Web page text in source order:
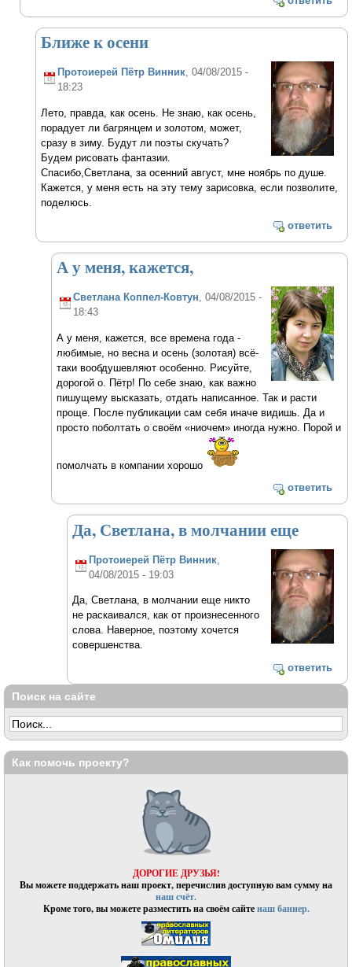
Ближе к осени
Протоиерей Пётр Винник, 04/08/2015 -
18:23
Лето, правда, как осень. Не знаю, как осень,
порадует ли багрянцем и золотом, может,
сразу в зиму. Будут ли поэты скучать?
Будем рисовать фантазии.
Спасибо,Светлана, за осенний август, мне ноябрь по душе.
Кажется, у меня есть на эту тему зарисовка, если позволите,
поделюсь.
ответить
А у меня, кажется,
Светлана Коппел-Ковтун , 04/08/2015 -
18:43
А у меня, кажется, все времена года -
любимые, но весна и осень (золотая) всё-
таки вообдушевляют особенно. Рисуйте,
дорогой о. Пётр! По себе знаю, как важно
пишущему высказать, отдать написанное. Так и расти
проще. После публикации сам себя иначе видишь. Да и
просто поболтать о своём «ниочем» иногда нужно. Порой и
помолчать в компании хорошо
ответить
Да, Светлана, в молчании еще
Протоиерей Пётр Винник
04/08/2015 - 19:03
Да, Светлана, в молчании еще никто
не раскаивался, как от произнесенного
слова. Наверное, поэтому хочется
совершенства.
ответить
Поиск на сайте
Как помочь проекту?
ДОРОГИЕ ДРУЗЬЯ!
Вы можете поддержать наш проект, перечислив доступную вам сумму на
наш счёт.
Кроме того, вы можете разместить на своём сайтенаш баннер.